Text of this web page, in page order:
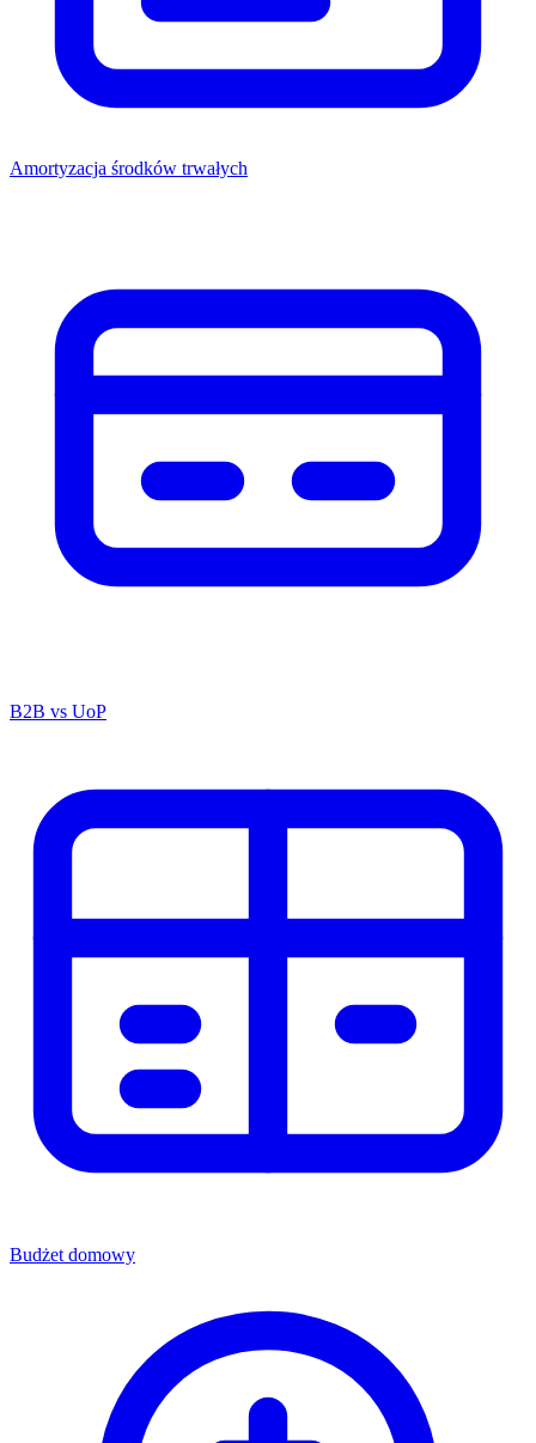
Amortyzacja środków trwałych
B2B vs UoP
Budżet domowy